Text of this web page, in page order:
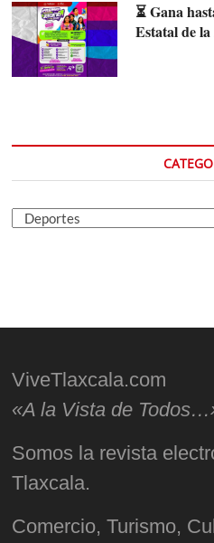
⏳ Gana
Estatal de
Categorías
ViveTlaxcala.com
«A la Vista de
Somos la revista
Tlaxcala.
Comercio, Turismo,